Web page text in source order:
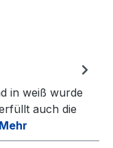
in weiß wurde
auch die
Mehr